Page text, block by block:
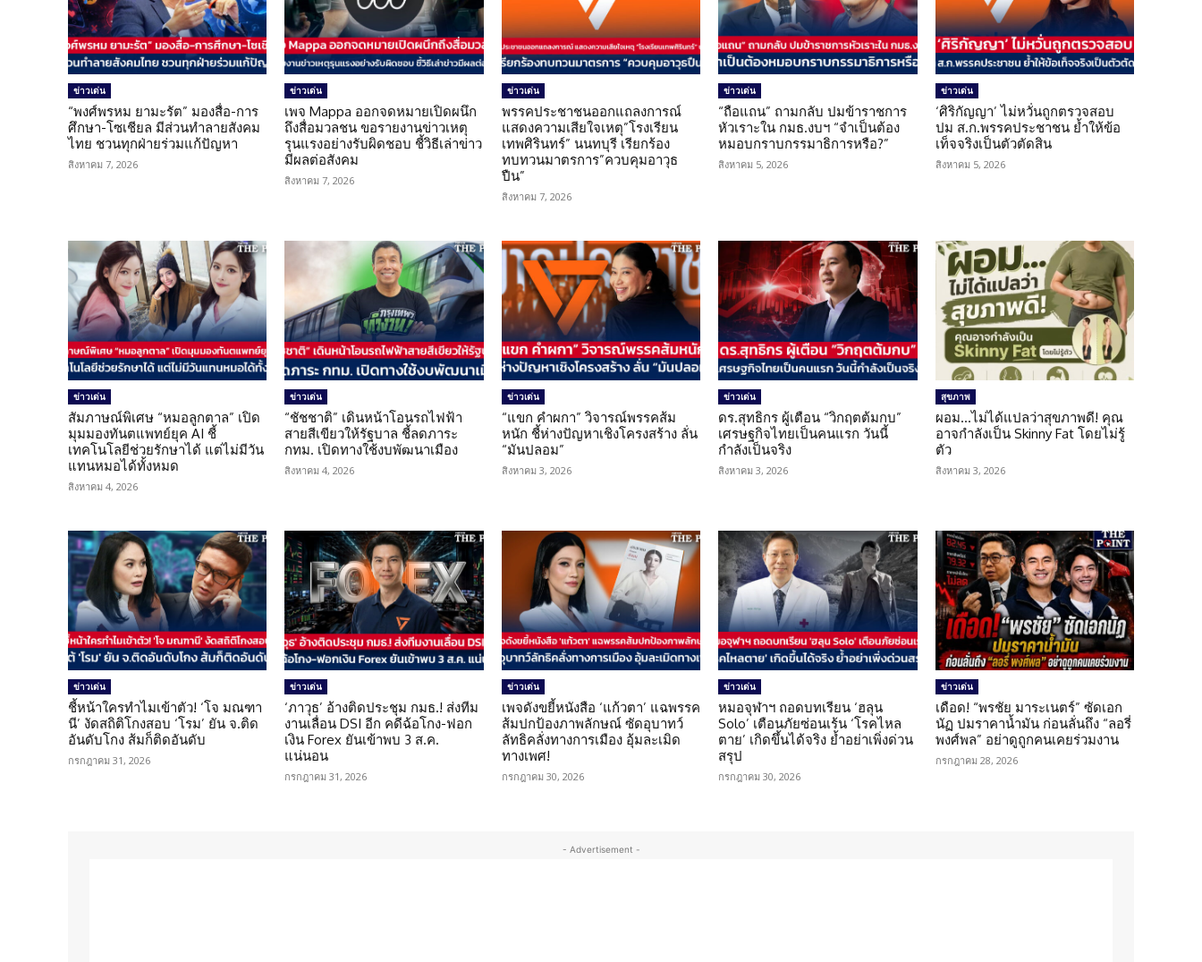
ข่าวเด่น
“พงศ์พรหม ยามะรัต” มองสื่อ-การ
ศึกษา-โซเชียล มีส่วนทำลายสังคม
ไทย ชวนทุกฝ่ายร่วมแก้ปัญหา
สิงหาคม 7, 2026
ข่าวเด่น
เพจ Mappa ออกจดหมายเปิดผนึก
ถึงสื่อมวลชน ขอรายงานข่าวเหตุ
รุนแรงอย่างรับผิดชอบ ชี้วิธีเล่าข่าว
มีผลต่อสังคม
สิงหาคม 7, 2026
ข่าวเด่น
พรรคประชาชนออกแถลงการณ์
แสดงความเสียใจเหตุ”โรงเรียน
เทพศิรินทร์” นนทบุรี เรียกร้อง
ทบทวนมาตรการ”ควบคุมอาวุธ
ปืน”
สิงหาคม 7, 2026
ข่าวเด่น
“ถือแถน” ถามกลับ ปมข้าราชการ
หัวเราะใน กมธ.งบฯ “จำเป็นต้อง
หมอบกราบกรรมาธิการหรือ?”
สิงหาคม 5, 2026
ข่าวเด่น
‘ศิริกัญญา’ ไม่หวั่นถูกตรวจสอบ
ปม ส.ก.พรรคประชาชน ย้ำให้ข้อ
เท็จจริงเป็นตัวตัดสิน
สิงหาคม 5, 2026
ข่าวเด่น
สัมภาษณ์พิเศษ “หมอลูกตาล” เปิด
มุมมองทันตแพทย์ยุค AI ชี้
เทคโนโลยีช่วยรักษาได้ แต่ไม่มีวัน
แทนหมอได้ทั้งหมด
สิงหาคม 4, 2026
ข่าวเด่น
“ชัชชาติ” เดินหน้าโอนรถไฟฟ้า
สายสีเขียวให้รัฐบาล ชี้ลดภาระ
กทม. เปิดทางใช้งบพัฒนาเมือง
สิงหาคม 4, 2026
ข่าวเด่น
“แขก คำผกา” วิจารณ์พรรคส้ม
หนัก ชี้ห่างปัญหาเชิงโครงสร้าง ลั่น
“มันปลอม”
สิงหาคม 3, 2026
ข่าวเด่น
ดร.สุทธิกร ผู้เตือน “วิกฤตต้มกบ”
เศรษฐกิจไทยเป็นคนแรก วันนี้
กำลังเป็นจริง
สิงหาคม 3, 2026
สุขภาพ
ผอม…ไม่ได้แปลว่าสุขภาพดี! คุณ
อาจกำลังเป็น Skinny Fat โดยไม่รู้
ตัว
สิงหาคม 3, 2026
ข่าวเด่น
ชี้หน้าใครทำไมเข้าตัว! ‘โจ มณฑา
นี’ งัดสถิติโกงสอบ ‘โรม’ ยัน จ.ติด
อันดับโกง ส้มก็ติดอันดับ
กรกฎาคม 31, 2026
ข่าวเด่น
‘ภาวุธ’ อ้างติดประชุม กมธ.! ส่งทีม
งานเลื่อน DSI อีก คดีฉ้อโกง-ฟอก
เงิน Forex ยันเข้าพบ 3 ส.ค.
แน่นอน
กรกฎาคม 31, 2026
ข่าวเด่น
เพจดังขยี้หนังสือ ‘แก้วตา’ แฉพรรค
ส้มปกป้องภาพลักษณ์ ซัดอุบาทว์
ลัทธิคลั่งทางการเมือง อุ้มละเมิด
ทางเพศ!
กรกฎาคม 30, 2026
ข่าวเด่น
หมอจุฬาฯ ถอดบทเรียน ‘ฮลุน
Solo’ เตือนภัยซ่อนเร้น ‘โรคไหล
ตาย’ เกิดขึ้นได้จริง ย้ำอย่าเพิ่งด่วน
สรุป
กรกฎาคม 30, 2026
ข่าวเด่น
เดือด! “พรชัย มาระเนตร์” ซัดเอก
นัฏ ปมราคาน้ำมัน ก่อนลั่นถึง “ลอรี่
พงศ์พล” อย่าดูถูกคนเคยร่วมงาน
กรกฎาคม 28, 2026
- Advertisement -